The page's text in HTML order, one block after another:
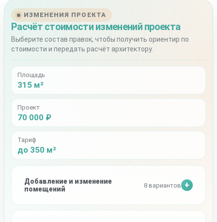
ИЗМЕНЕНИЯ ПРОЕКТА
Расчёт стоимости изменений проекта
Выберите состав правок, чтобы получить ориентир по
стоимости и передать расчёт архитектору.
Площадь
315 м²
Проект
70 000 ₽
Тариф
до 350 м²
Добавление и изменение
помещений
8 вариантов